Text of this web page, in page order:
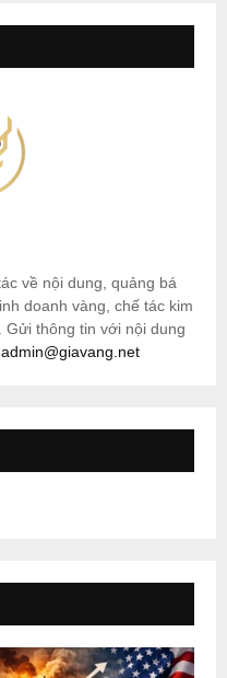
về nội dung, quảng bá
doanh vàng, chế tác kim
Gửi thông tin với nội dung
admin@giavang.net